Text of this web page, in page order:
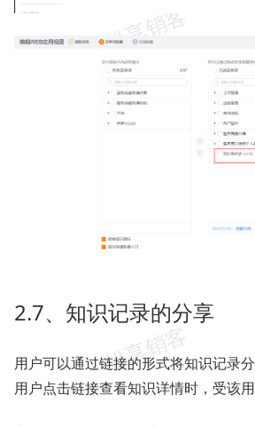
2.7、知识记录的分享
用户可以通过链接的形式将知识记录
用户点击链接查看知识详情时，受该